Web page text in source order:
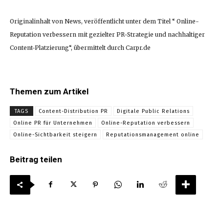
Originalinhalt von News, veröffentlicht unter dem Titel “ Online-
Reputation verbessern mit gezielter PR-Strategie und nachhaltiger
Content-Platzierung“, übermittelt durch Carpr.de
Themen zum Artikel
TAGS Content-Distribution PR
Digitale Public Relations
Online PR für Unternehmen
Online-Reputation verbessern
Online-Sichtbarkeit steigern
Reputationsmanagement online
Beitrag teilen